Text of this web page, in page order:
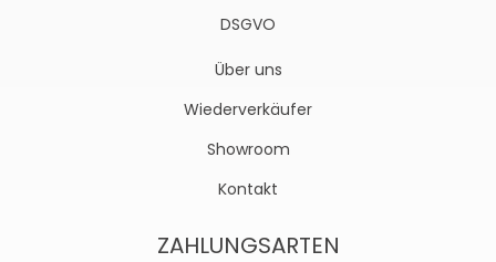
DSGVO
Über uns
Wiederverkäufer
Showroom
Kontakt
ZAHLUNGSARTEN